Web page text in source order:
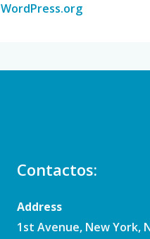
WordPress.org
Contactos:
Address
1st Avenue, New York,